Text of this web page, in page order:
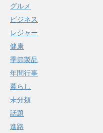
グルメ
ビジネス
レジャー
健康
季節製品
年間行事
暮らし
未分類
話題
進路